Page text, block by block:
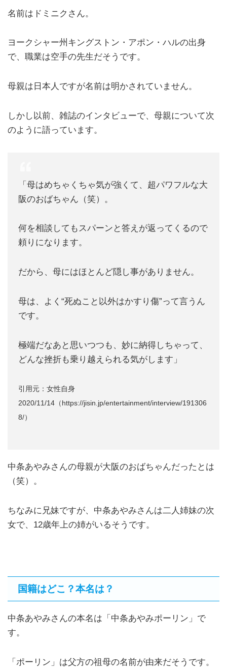
名前はドミニクさん。
ヨークシャー州キングストン・アポン・ハルの出身
で、職業は空手の先生だそうです。
母親は日本人ですが名前は明かされていません。
しかし以前、雑誌のインタビューで、母親について次
のように語っています。
「母はめちゃくちゃ気が強くて、超パワフルな大
阪のおばちゃん（笑）。
何を相談してもスパーンと答えが返ってくるので
頼りになります。
だから、母にはほとんど隠し事がありません。
母は、よく“死ぬこと以外はかすり傷”って言うん
です。
極端だなあと思いつつも、妙に納得しちゃって、
どんな挫折も乗り越えられる気がします」
引用元：女性自身
2020/11/14（https://jisin.jp/entertainment/interview/191306
8/）
中条あやみさんの母親が大阪のおばちゃんだったとは
（笑）。
ちなみに兄妹ですが、中条あやみさんは二人姉妹の次
女で、12歳年上の姉がいるそうです。
国籍はどこ？本名は？
中条あやみさんの本名は「中条あやみポーリン」で
す。
「ポーリン」は父方の祖母の名前が由来だそうです。